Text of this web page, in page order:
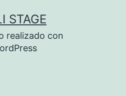
STAGE
realizado con